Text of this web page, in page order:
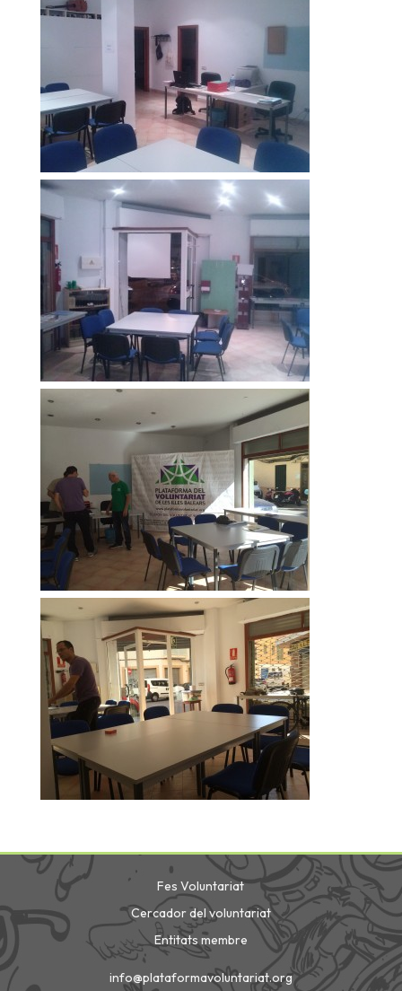
Fes Voluntariat
Cercador del voluntariat
Entitats membre
info@plataformavoluntariat.org